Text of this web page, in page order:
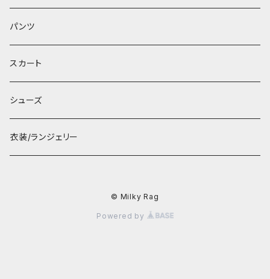
パンツ
スカート
シューズ
衣装/ランジェリー
© Milky Rag
Powered by